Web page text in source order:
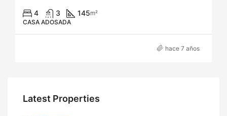
4 3 145m²
CASA ADOSADA
hace 7 años
Latest Properties